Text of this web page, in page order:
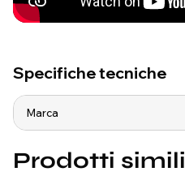
Specifiche tecniche
Marca
Prodotti simili